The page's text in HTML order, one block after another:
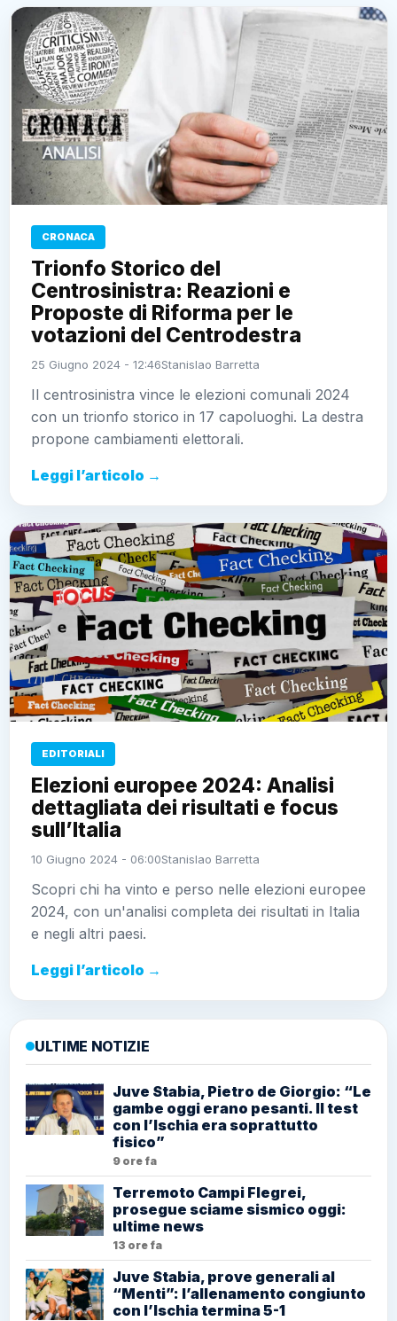
CRONACA
Trionfo Storico del
Centrosinistra: Reazioni e
Proposte di Riforma per le
votazioni del Centrodestra
25 Giugno 2024 - 12:46Stanislao Barretta
Il centrosinistra vince le elezioni comunali 2024
con un trionfo storico in 17 capoluoghi. La destra
propone cambiamenti elettorali.
Leggi l’articolo →
EDITORIALI
Elezioni europee 2024: Analisi
dettagliata dei risultati e focus
sull’Italia
10 Giugno 2024 - 06:00Stanislao Barretta
Scopri chi ha vinto e perso nelle elezioni europee
2024, con un'analisi completa dei risultati in Italia
e negli altri paesi.
Leggi l’articolo →
ULTIME NOTIZIE
Juve Stabia, Pietro de Giorgio: “Le
gambe oggi erano pesanti. Il test
con l’Ischia era soprattutto
fisico”
9 ore fa
Terremoto Campi Flegrei,
prosegue sciame sismico oggi:
ultime news
13 ore fa
Juve Stabia, prove generali al
“Menti”: l’allenamento congiunto
con l’Ischia termina 5-1